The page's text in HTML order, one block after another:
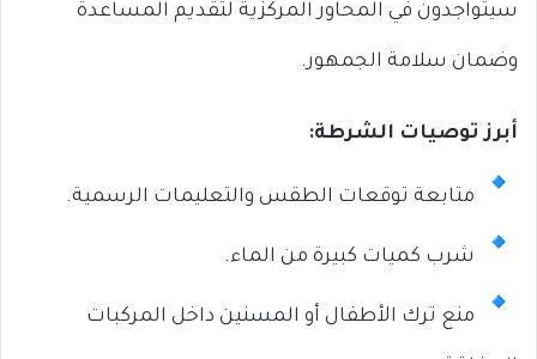
سيتواجدون في المحاور المركزية لتقديم المساعدة
وضمان سلامة الجمهور.
أبرز توصيات الشرطة:
متابعة توقعات الطقس والتعليمات الرسمية.
شرب كميات كبيرة من الماء.
منع ترك الأطفال أو المسنين داخل المركبات